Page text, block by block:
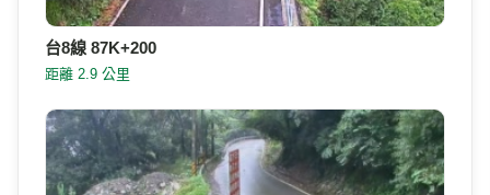
台8線 87K+200
距離 2.9 公里